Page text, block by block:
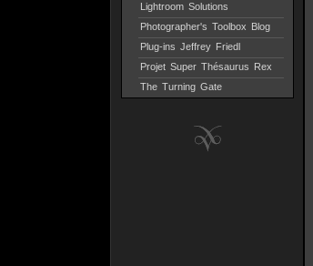
Lightroom Solutions
Photographer's Toolbox Blog
Plug-ins Jeffrey Friedl
Projet Super Thésaurus Rex
The Turning Gate